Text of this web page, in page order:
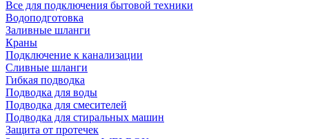
Все для подключения бытовой техники
Водоподготовка
Заливные шланги
Краны
Подключение к канализации
Сливные шланги
Гибкая подводка
Подводка для воды
Подводка для смесителей
Подводка для стиральных машин
Защита от протечек